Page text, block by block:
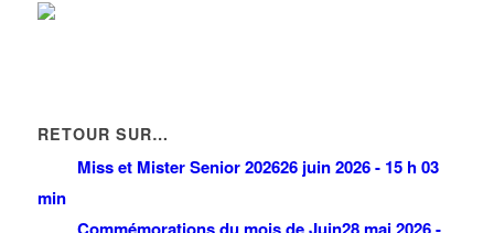
RETOUR SUR…
Miss et Mister Senior 202626 juin 2026 - 15 h 03
min